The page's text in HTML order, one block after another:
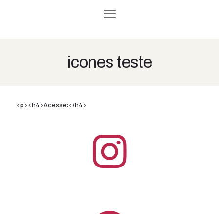
icones teste
<p><h4>Acesse:</h4>